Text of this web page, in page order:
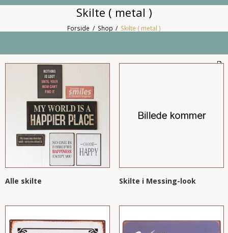
Skilte ( metal )
Forside / Shop / Skilte ( metal )
Alle skilte Skilte i Messing-look